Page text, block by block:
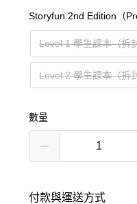
Storyfun 2nd Edition（
Level 1 學生課本（拆
Level 2 學生課本（拆
數量
付款與運送方式